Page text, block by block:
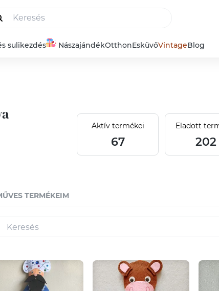
sulikezdés NászajándékOtthonEsküvőVintageBlog
Aktív termékei
67
Eladott
202
TERMÉKEIM